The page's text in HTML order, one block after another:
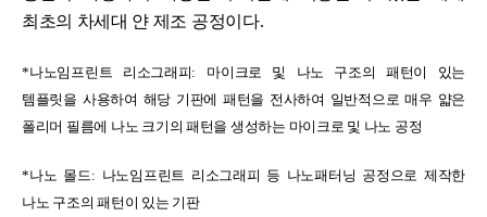
최초의 차세대 얀 제조 공정이다.
*나노임프린트 리소그래피: 마이크로 및 나노 구조의 패턴이 있는
템플릿을 사용하여 해당 기판에 패턴을 전사하여 일반적으로 매우 얇은
폴리머 필름에 나노 크기의 패턴을 생성하는 마이크로 및 나노 공정
*나노 몰드: 나노임프린트 리소그래피 등 나노패터닝 공정으로 제작한
나노 구조의 패턴이 있는 기판